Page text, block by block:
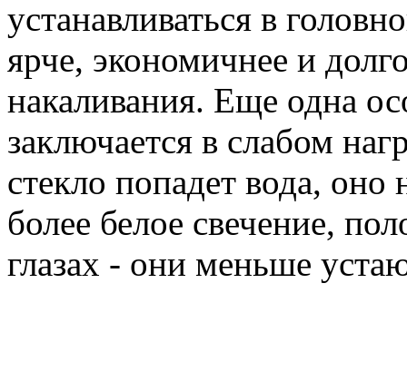
устанавливаться в
ярче, экономичнее и
накаливания. Еще одна
заключается в слабом
стекло попадет вода,
более белое свечение,
глазах - они меньше